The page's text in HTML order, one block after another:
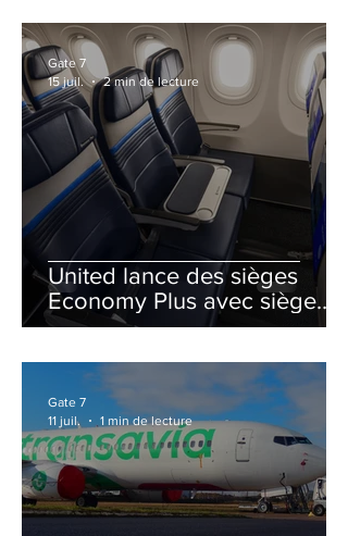
United lance des sièges
Economy Plus avec siège
central neutralisé
Gate 7
15 juil.
2 min de lecture
Gate 7
11 juil.
1 min de lecture